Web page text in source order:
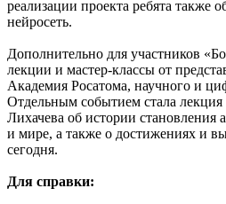
реализации проекта ребята также
нейросеть.
Дополнительно для участников
лекции и мастер-классы от
Академия Росатома, научного и
Отдельным событием стала лекция
Лихачева об истории становления
и мире, а также о достижениях и
сегодня.
Для справки: